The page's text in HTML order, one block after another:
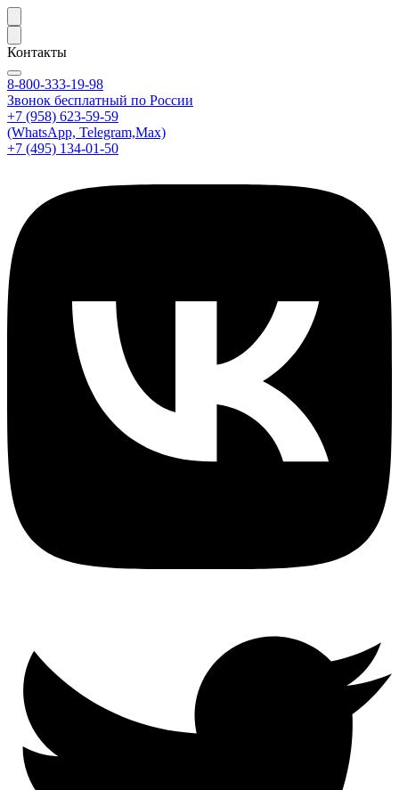
Контакты
8-800-333-19-98
Звонок бесплатный по России
+7 (958) 623-59-59
(WhatsApp, Telegram,Max)
+7 (495) 134-01-50